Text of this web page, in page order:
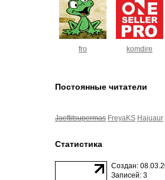
fro komdire
Постоянные читатели
Jaeftitsupermas FreyaKS Hajuaur
Статистика
Создан:
Записей: 3